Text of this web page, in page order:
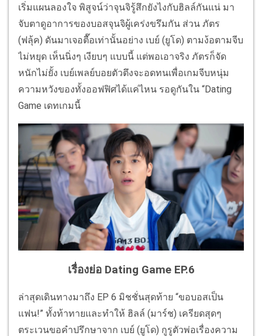
เริ่มแผนลองใจ พิสูจน์ว่าจุนจิรู้สึกยังไงกับฮิลล์กันแน่ มา
จับตาดูอาการของบอสจุนจิผู้เคร่งขรึมกัน ส่วน ภัตร
(ฟลุ้ค) ดันมาเจอตื๊อเท่านั้นอย่าง เบย์ (ยูโด) ตามง้อตามจีบ
ไม่หยุด เห็นนิ่งๆ เงียบๆ แบบนี้ แต่พอเอาจริง ภัตรก็จัด
หนักไม่ยั้ง เบย์เพลย์บอยตัวตึงจะอดทนเพื่อเกมจีบหนุ่ม
ความหวังของทั้งออฟฟิศได้แค่ไหน รอดูกันใน “Dating
Game เดทเกมนี้
เรื่องย่อ Dating Game EP.6
ล่าสุดเดินทางมาถึง EP 6 มิชชั่นสุดท้าย “ขอบอสเป็น
แฟน!” ทั้งท้าทายและทำให้ ฮิลล์ (มาร์ช) เครียดสุดๆ
ตระเวนขอคำปรึกษาจาก เบย์ (ยูโด) กูรูตัวพ่อเรื่องความ